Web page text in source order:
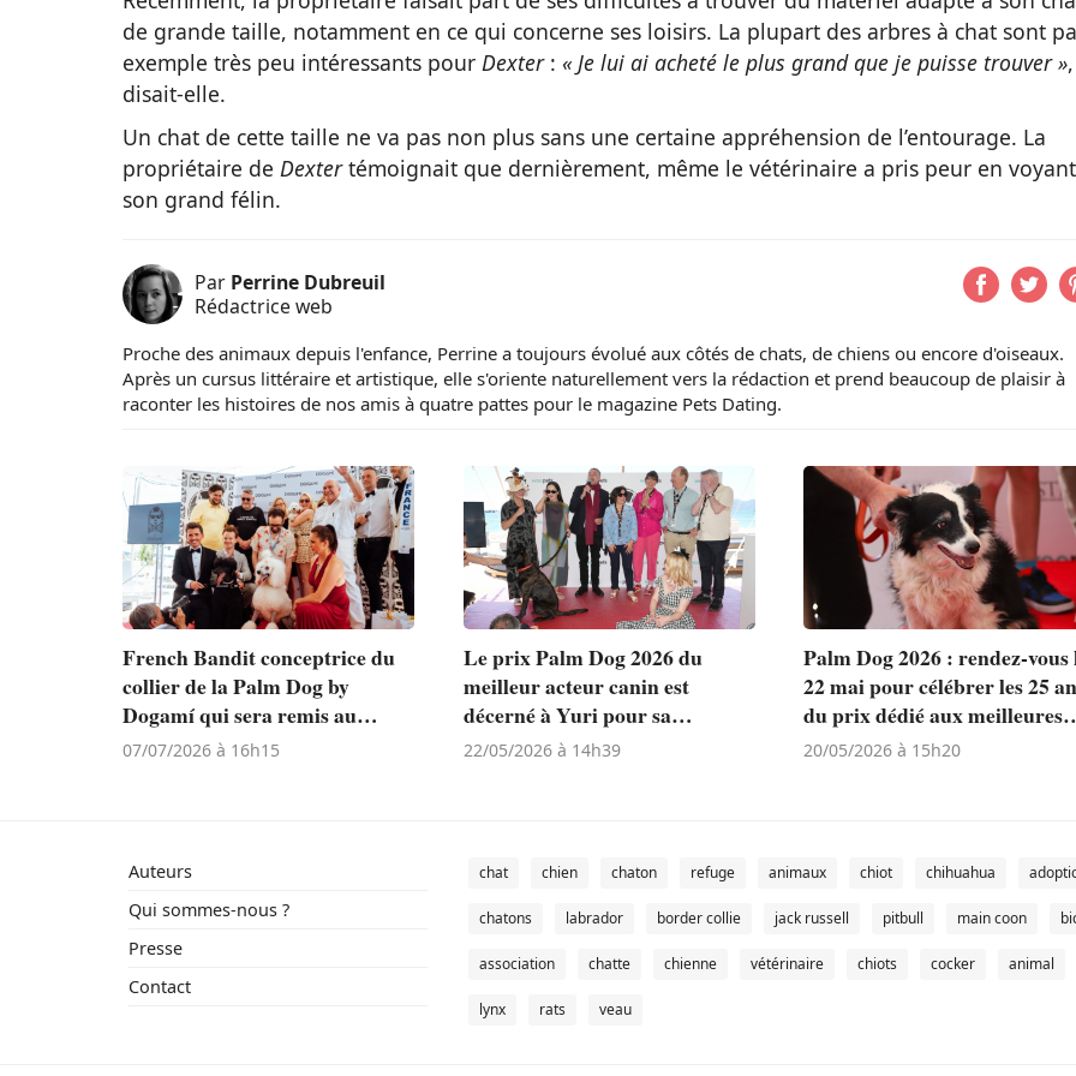
de grande taille, notamment en ce qui concerne ses loisirs. La plupart des arbres à chat sont
exemple très peu intéressants pour Dexter: « Je lui ai acheté le plus grand que je puisse trouver »,
disait-elle.
Un chat de cette taille ne va pas non plus sans une certaine appréhension de l’entourage. La
propriétaire de Dextertémoignait que dernièrement, même le vétérinaire a pris peur en voyant
son grand félin.
Par Perrine Dubreuil
Rédactrice web
Proche des animaux depuis l'enfance, Perrine a toujours évolué aux côtés de chats, de chiens ou encore d'oiseaux.
Après un cursus littéraire et artistique, elle s'oriente naturellement vers la rédaction et prend beaucoup de plaisir à
raconter les histoires de nos amis à quatre pattes pour le magazine Pets Dating.
French Bandit conceptrice du
collier de la Palm Dog by
Dogamí qui sera remis au
meilleur acteur canin lors du
07/07/2026 à 16h15
Le prix Palm Dog 2026 du
meilleur acteur canin est
décerné à Yuri pour sa
touchante performance dans «
22/05/2026 à 14h39
Palm Dog 2026 : rendez-vous
22 mai pour célébrer les 25
du prix dédié aux meilleures
performances canines du
20/05/2026 à 15h20
Auteurs
Qui sommes-nous ?
Presse
Contact
chat chien chaton refuge animaux chiot chihuahua
chatons labrador border collie jack russell pitbull main coon
association chatte chienne vétérinaire chiots cocker animal
lynx rats veau